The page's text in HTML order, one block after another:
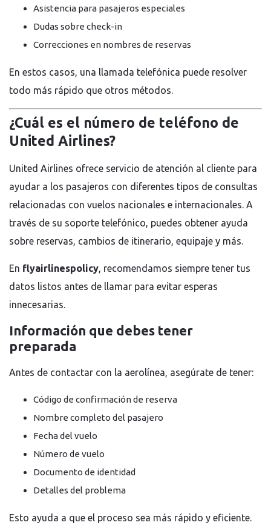
Asistencia para pasajeros especiales
Dudas sobre check-in
Correcciones en nombres de reservas
En estos casos, una llamada telefónica puede resolver
todo más rápido que otros métodos.
¿Cuál es el número de teléfono de
United Airlines?
United Airlines ofrece servicio de atención al cliente para
ayudar a los pasajeros con diferentes tipos de consultas
relacionadas con vuelos nacionales e internacionales. A
través de su soporte telefónico, puedes obtener ayuda
sobre reservas, cambios de itinerario, equipaje y más.
En flyairlinespolicy, recomendamos siempre tener tus
datos listos antes de llamar para evitar esperas
innecesarias.
Información que debes tener
preparada
Antes de contactar con la aerolínea, asegúrate de tener:
Código de confirmación de reserva
Nombre completo del pasajero
Fecha del vuelo
Número de vuelo
Documento de identidad
Detalles del problema
Esto ayuda a que el proceso sea más rápido y eficiente.